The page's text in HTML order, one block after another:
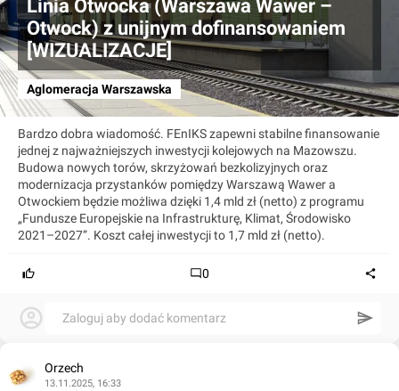
Linia Otwocka (Warszawa Wawer –
Otwock) z unijnym dofinansowaniem
[WIZUALIZACJE]
Aglomeracja Warszawska
Bardzo dobra wiadomość. FEnIKS zapewni stabilne finansowanie
jednej z najważniejszych inwestycji kolejowych na Mazowszu.
Budowa nowych torów, skrzyżowań bezkolizyjnych oraz
modernizacja przystanków pomiędzy Warszawą Wawer a
Otwockiem będzie możliwa dzięki 1,4 mld zł (netto) z programu
„Fundusze Europejskie na Infrastrukturę, Klimat, Środowisko
2021–2027”. Koszt całej inwestycji to 1,7 mld zł (netto).
0
Zaloguj aby dodać komentarz
Orzech
13.11.2025, 16:33